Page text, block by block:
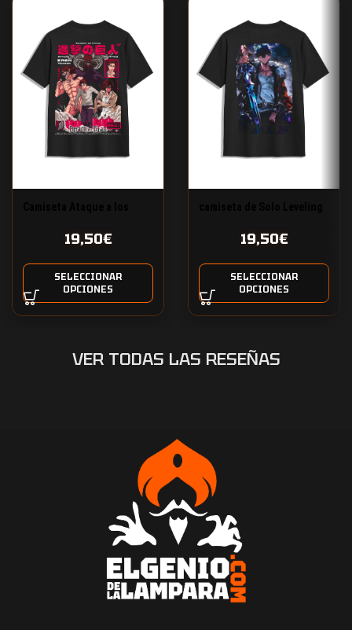
19,50€
SELECCIONAR
OPCIONES
19,50€
SELECCIONAR
OPCIONES
VER TODAS LAS RESEÑAS